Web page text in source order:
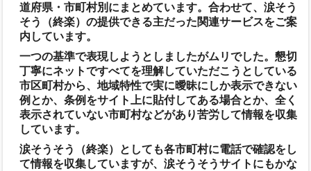
道府県・市町村別にまとめています。合わせて、涙そう
そう（終楽）の提供できる主だった関連サービスをご案
内しています。
一つの基準で表現しようとしましたがムリでした。懇切
丁寧にネットですべてを理解していただこうとしている
市区町村から、地域特性で実に曖昧にしか表示できない
例とか、条例をサイト上に貼付してある場合とか、全く
表示されていない市町村などがあり苦労して情報を収集
しています。
涙そうそう（終楽）としても各市町村に電話で確認をし
て情報を収集していますが、涙そうそうサイトにもかな